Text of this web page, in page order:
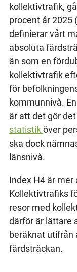
kollektivtrafik,
procent år 2025
definierar vårt
absoluta
än som en
kollektivtrafik
för
kommunnivå.
är att det gör
statistiköver
ska dock
länsnivå.
Index H4 är
Kollektivtrafiks
resor med
därför är lättare
beräknat utifrån
färdsträckan.